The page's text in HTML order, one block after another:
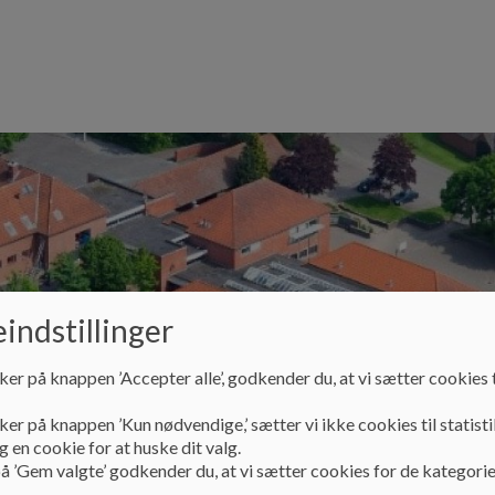
Samarbejdspartnere
på knappen ’Accepter alle’, godkender du, at vi sætter
på knappen ’Kun nødvendige,’ sætter vi ikke cookies til
en cookie for at huske dit valg.
’Gem valgte’ godkender du, at vi sætter cookies for de